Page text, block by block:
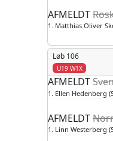
AFMELDT
1. Matthias Oliver
Løb 106
U19 W1X
AFMELDT
1. Ellen Hedenberg
AFMELDT
1. Linn Westerberg